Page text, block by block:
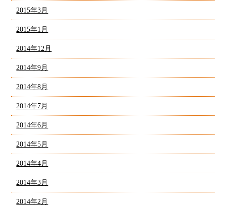
2015年3月
2015年1月
2014年12月
2014年9月
2014年8月
2014年7月
2014年6月
2014年5月
2014年4月
2014年3月
2014年2月